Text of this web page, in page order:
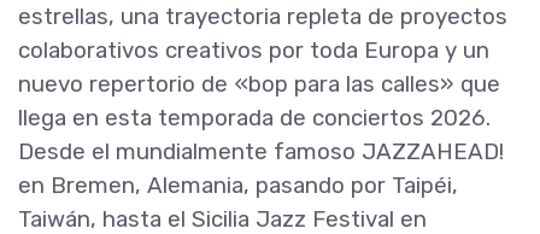
estrellas, una trayectoria repleta de proyectos
colaborativos creativos por toda Europa y un
nuevo repertorio de «bop para las calles» que
llega en esta temporada de conciertos 2026.
Desde el mundialmente famoso JAZZAHEAD!
en Bremen, Alemania, pasando por Taipéi,
Taiwán, hasta el Sicilia Jazz Festival en